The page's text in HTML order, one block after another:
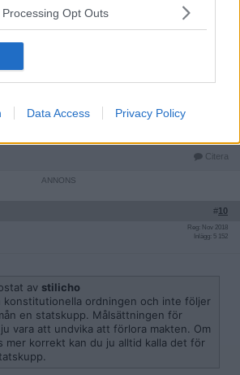
Opt Outs
Data Access Privacy Policy
ju vara att undvika att förlora makten. Om
mer korrekt kan du ju alltid kalla det för
Citera
#10
Reg: Nov 2018
Inlägg: 5 152
av stilicho
konstitutionella ordningen och inte följer
en statskupp. Målsättningen för
vara att undvika att förlora makten. Om
mer korrekt kan du ju alltid kalla det för